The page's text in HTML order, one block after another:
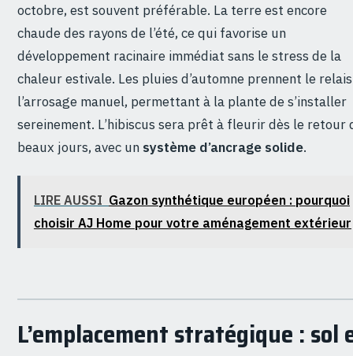
octobre, est souvent préférable. La terre est encore
chaude des rayons de l’été, ce qui favorise un
développement racinaire immédiat sans le stress de la
chaleur estivale. Les pluies d’automne prennent le
l’arrosage manuel, permettant à la plante de s’installer
sereinement. L’hibiscus sera prêt à fleurir dès le retour
beaux jours, avec un système d’ancrage solide.
LIRE AUSSI Gazon synthétique européen : pourquoi
choisir AJ Home pour votre aménagement extérieur
L’emplacement stratégique : sol